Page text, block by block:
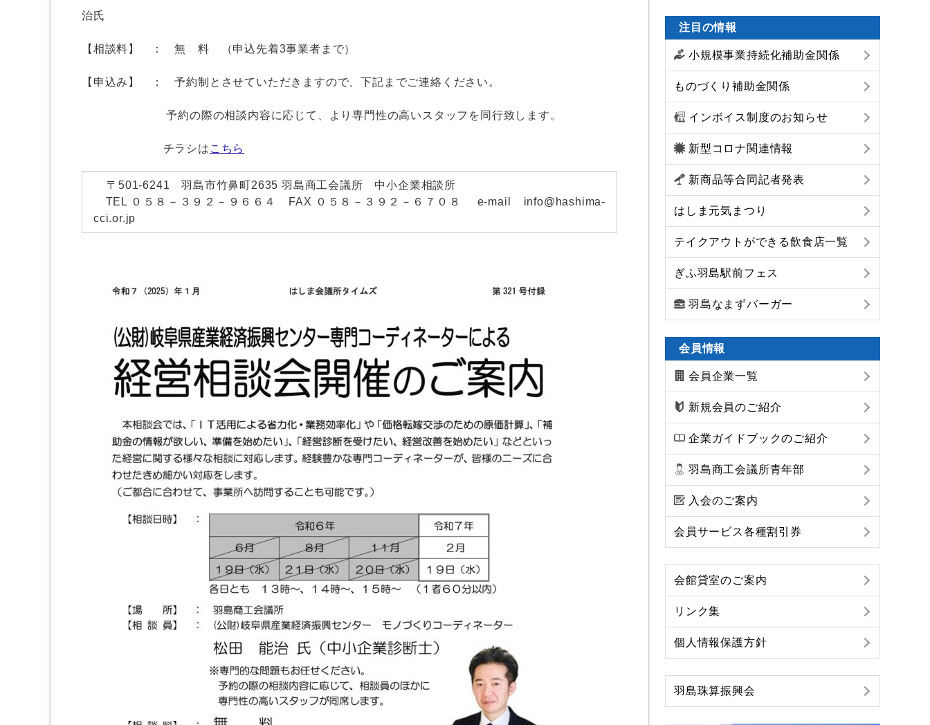
治氏
【相談料】 ： 無 料 （申込先着3事業者まで）
【申込み】 ： 予約制とさせていただきますので、下記までご連絡ください。
予約の際の相談内容に応じて、より専門性の高いスタッフを同行致します。
チラシは こちら
〒501-6241 羽島市竹鼻町2635 羽島商工会議所 中小企業相談所
TEL ０５８－３９２－９６６４ FAX ０５８－３９２－６７０８ e-mail info@hashima-
cci.or.jp
注目の情報
小規模事業持続化補助金関係
ものづくり補助金関係
インボイス制度のお知らせ
新型コロナ関連情報
新商品等合同記者発表
はしま元気まつり
テイクアウトができる飲食店一覧
ぎふ羽島駅前フェス
羽島なまずバーガー
会員情報
会員企業一覧
新規会員のご紹介
企業ガイドブックのご紹介
羽島商工会議所青年部
入会のご案内
会員サービス各種割引券
会館貸室のご案内
リンク集
個人情報保護方針
羽島珠算振興会